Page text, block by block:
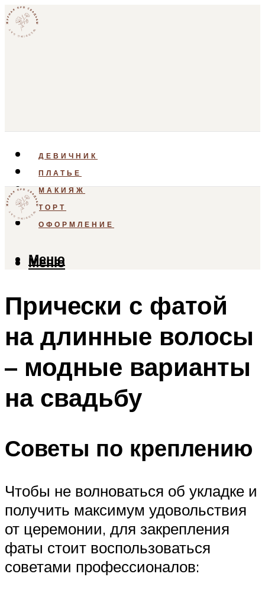
ДЕВИЧНИК
ПЛАТЬЕ
МАКИЯЖ
ТОРТ
ОФОРМЛЕНИЕ
Меню
Меню
Прически с фатой
на длинные волосы
– модные варианты
на свадьбу
Советы по креплению
Чтобы не волноваться об укладке и
получить максимум удовольствия
от церемонии, для закрепления
фаты стоит воспользоваться
советами профессионалов: